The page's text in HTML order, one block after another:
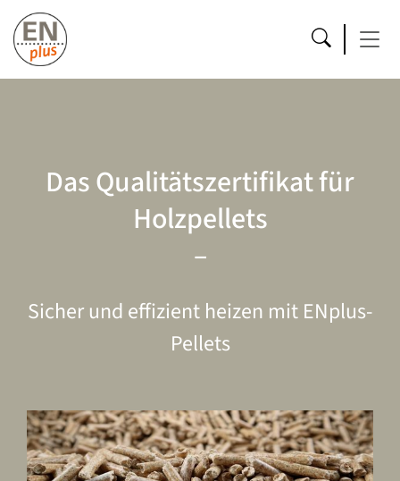
Das Qualitätszertifikat für
Holzpellets
–
Sicher und effizient heizen mit ENplus-
Pellets